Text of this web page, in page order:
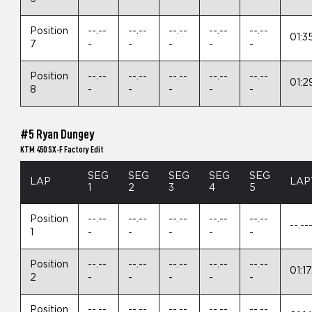
Position
7
--.--
-
--.--
-
--.--
-
--.--
-
--.--
-
Position
8
--.--
-
--.--
-
--.--
-
--.--
-
--.--
-
#5 Ryan Dungey
KTM 450 SX-F Factory Edit
LAP
SEG
SEG
2
SEG
3
SEG
4
SEG
5
Position
--.--
-
--.--
-
--.--
-
--.--
-
--.--
-
--
Position
2
--.--
-
--.--
-
--.--
-
--.--
-
--.--
-